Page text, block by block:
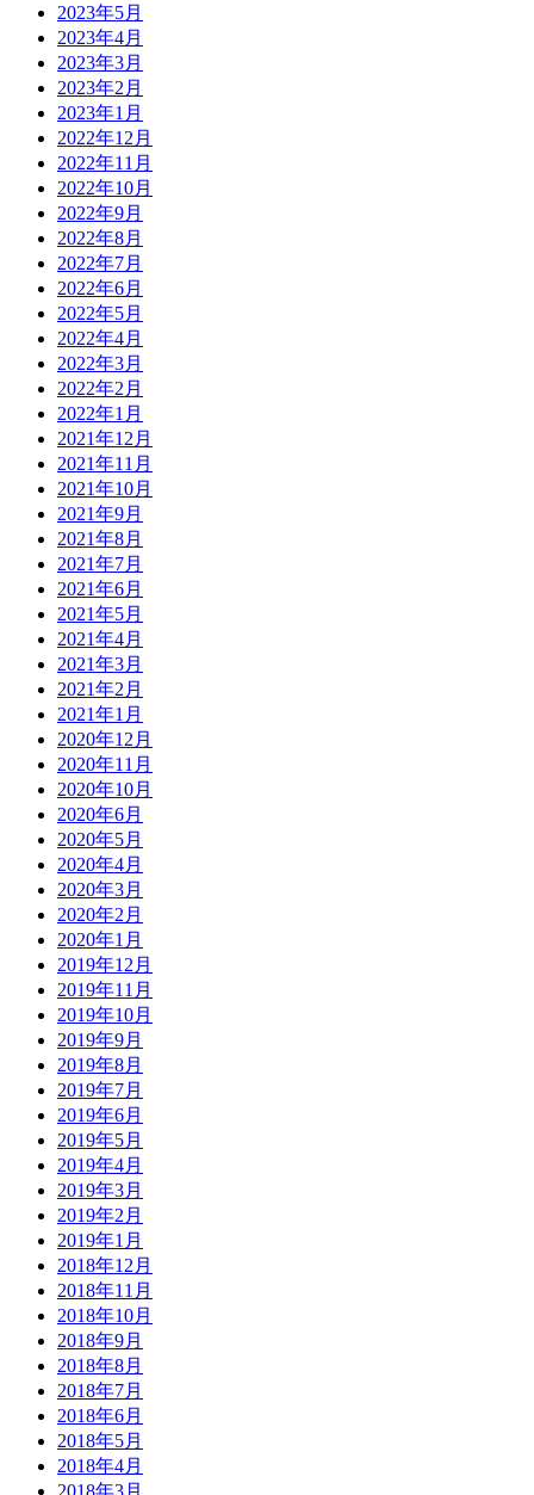
2023年5月
2023年4月
2023年3月
2023年2月
2023年1月
2022年12月
2022年11月
2022年10月
2022年9月
2022年8月
2022年7月
2022年6月
2022年5月
2022年4月
2022年3月
2022年2月
2022年1月
2021年12月
2021年11月
2021年10月
2021年9月
2021年8月
2021年7月
2021年6月
2021年5月
2021年4月
2021年3月
2021年2月
2021年1月
2020年12月
2020年11月
2020年10月
2020年6月
2020年5月
2020年4月
2020年3月
2020年2月
2020年1月
2019年12月
2019年11月
2019年10月
2019年9月
2019年8月
2019年7月
2019年6月
2019年5月
2019年4月
2019年3月
2019年2月
2019年1月
2018年12月
2018年11月
2018年10月
2018年9月
2018年8月
2018年7月
2018年6月
2018年5月
2018年4月
2018年3月